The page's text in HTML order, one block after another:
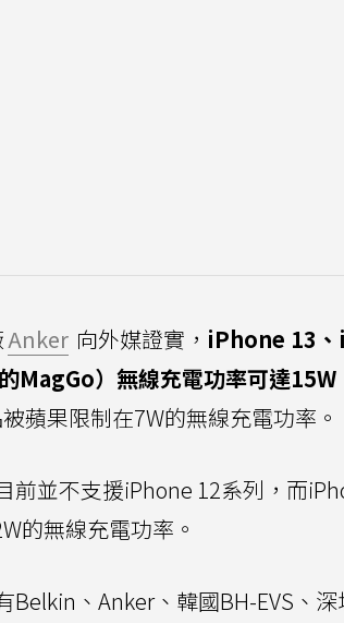
Anker 向外媒證實， iPhone 13
MagGo）無線充電功率可達15W
蘋果限制在7W的無線充電功率。
前並不支援iPhone 12系列，而
的無線充電功率。
Belkin、Anker、韓國BH-EVS、